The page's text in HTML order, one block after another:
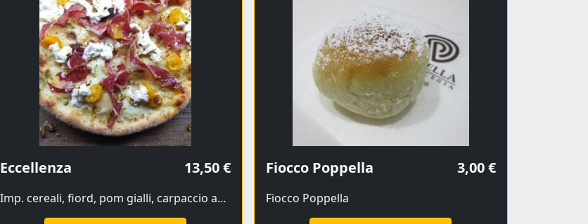
Eccellenza 13,50 €
Imp. cereali, fiord, pom gialli, carpaccio angus, burrata, granella di pistacchi
Fiocco Poppella 3,00 €
Fiocco Poppella